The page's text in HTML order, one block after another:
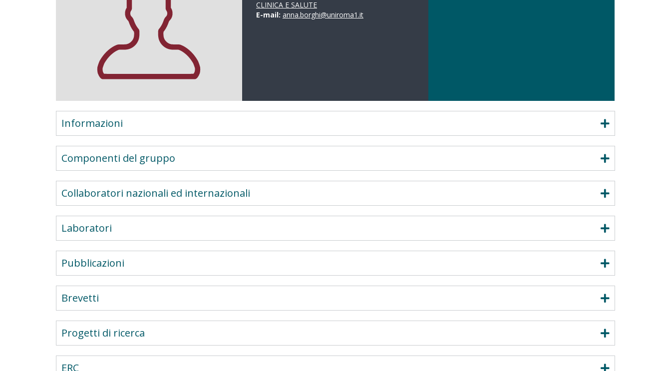
CLINICA E SALUTE
E-mail: anna.borghi@uniroma1.it
Informazioni
Componenti del gruppo
Collaboratori nazionali ed internazionali
Laboratori
Pubblicazioni
Brevetti
Progetti di ricerca
ERC